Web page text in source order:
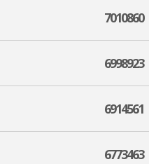
7010860
6998923
6914561
6773463